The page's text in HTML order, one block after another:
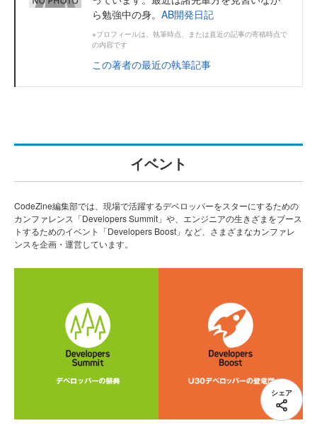
ら勉強中の身。 AB開発日記
※プロフィールは、執筆時点、または直近の記事の寄稿時点で
の内容です
この著者の最近の執筆記事
シェア
イベント
CodeZine編集部では、現場で活躍するデベロッパーをスターにするための
カンファレンス「Developers Summit」や、エンジニアの生きざまをブース
トするためのイベント「Developers Boost」など、さまざまなカンファレ
ンスを企画・運営しています。